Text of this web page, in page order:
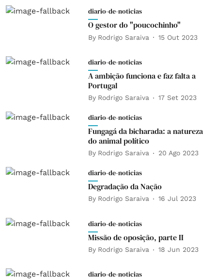
diario-de-noticias
O gestor do "poucochinho"
By Rodrigo Saraiva 15 Out 2023
diario-de-noticias
A ambição funciona e faz falta a
Portugal
By Rodrigo Saraiva 17 Set 2023
diario-de-noticias
Fungagá da bicharada: a natureza
do animal político
By Rodrigo Saraiva 20 Ago 2023
diario-de-noticias
Degradação da Nação
By Rodrigo Saraiva 16 Jul 2023
diario-de-noticias
Missão de oposição, parte II
By Rodrigo Saraiva 18 Jun 2023
diario-de-noticias